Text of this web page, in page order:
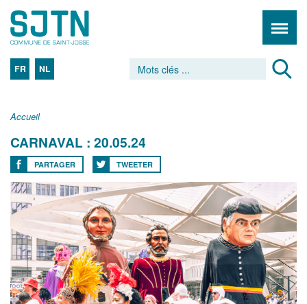
FR NL
Accueil
CARNAVAL : 20.05.24
PARTAGER TWEETER